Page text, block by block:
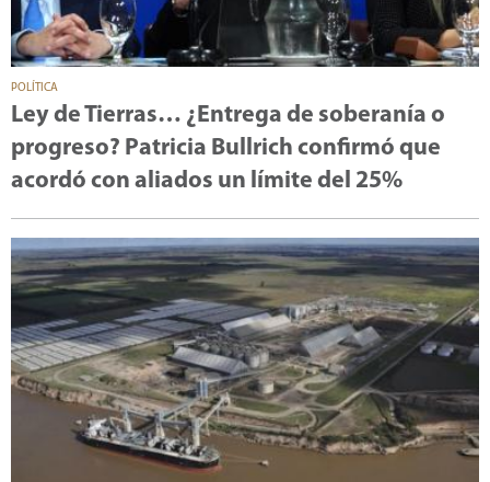
POLÍTICA
Ley de Tierras… ¿Entrega de soberanía o
progreso? Patricia Bullrich confirmó que
acordó con aliados un límite del 25%